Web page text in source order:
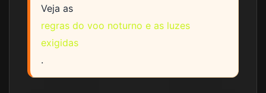
Veja as
regras do voo noturno e as luzes
exigidas
.